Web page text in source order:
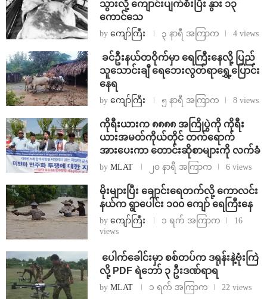
သွားလို့ ကျောင်းပျက်စီးပြီး နွား ၁၃
ကောင်သေ
by ကျော်ကြီး ၃ နာရီ အကြာက 4 views
⁩ ⁨ခင်ဦးနယ်တဝိုက်မှာ ရေကြီးနေလို့ ပြည်
သူသောင်းချီ ရေဘေးလွတ်ရာရွှေ့ပြောင်း
နေရ
by ကျော်ကြီး ၅ နာရီ အကြာက 8 views
ကိုရီးယားက ၈၈၈၈ အကြိုပွဲကို ကိုရီး
ယားအမတ်ကိုယ်တိုင် တက်ရောက်
အားပေးကာ တောင်းဆိုစာများကို လက်ခံ
by MLAT ၂၀ နာရီ အကြာက 6 views
⁨မိုးများပြီး ချောင်းရေတက်လို့ ကောလင်း
နယ်က ရွာပေါင်း ၁၀၀ ကျော် ရေကြီးနေ
by ကျော်ကြီး ၁ ရက် အကြာက
16
views
⁩ ⁨ပေါက်ခေါင်းမှာ စစ်တပ်က ဒရုန်းနဲ့ဗုံးကြဲ
လို့ PDF ရဲဘော် ၃ ဦးဒဏ်ရာရ
by MLAT ၁ ရက် အကြာက 22 views